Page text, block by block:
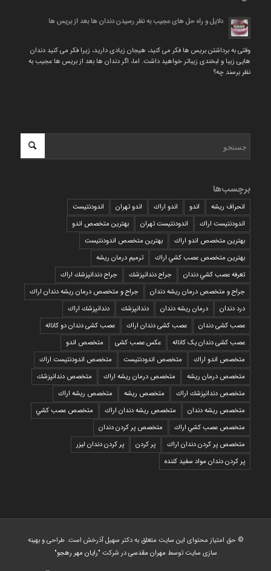
دلایل و راه حل های عجیب به نظر رسیدن دندان ها بعد از بریس ها
وقتی به برداشتن بریس ها فکر می کنید، هیجان زیادی دارید، زیرا فکر می کنید دندان
هایی زیبا و لبخندی زیباتر خواهید داشت. اما، اگر دندان ها بعد از بریس ها عجیب به
نظر برسند چه؟
برچسب‌ها
انحراف ریشه اندو اندو اراك اندو تهران
اندودنتیست
اندودنتیست اراك
اندودنتیست تهران
بهترين متخصص اندو
بهترين متخصص اندو اراك
بهترين متخصص اندودنتيست
بهترين متخصص عصب كشي اراك
ترمیم درمان ریشه
تعرفه عصب كشي دندان
جراح دندانپزشك
جراح دندانپزشك اراك
جراح و متخصص درمان ریشه دندان
جراح و متخصص درمان ریشه دندان اراك
درد دندان
درمان ریشه دندان دندانپزشك
دندانپزشك اراك
عصب کشی دندان
عصب کشی دندان اراك
عصب کشی دندان دو کاناله
عصب کشی دندان یک کاناله
عکس عصب کشی
متخصص اندو
متخصص اندو اراك
متخصص اندودنتيست
متخصص اندودنتيست اراك
متخصص درمان ريشه
متخصص درمان ريشه اراك
متخصص دندانپزشك
متخصص دندانپزشك اراك
متخصص ريشه
متخصص ريشه اراك
متخصص ريشه دندان
متخصص ريشه دندان اراك
متخصص عصب كشي
متخصص عصب كشي اراك
متخصص پر كردن دندان
متخصص پر كردن دندان اراك
پر كردن
پر كردن دندان ليزر
پر كردن دندان مواد سفيد كننده
© حق امتیاز محتوای این سایت متعلق به دکتر سهیل آذرخش است. طراحی و بهینه
سازی سایت توسط مهران مقدسیدر شرکت "رایان مهر رهجو"